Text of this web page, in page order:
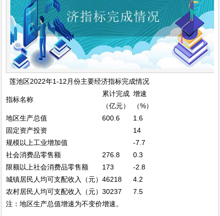
莲池区2022年1-12月份主要经济指标完成情况
指标名称
累计完成增速
（亿元）
（%）
地区生产总值
600.6
1.6
固定资产投资
14
规模以上工业增加值
-7.7
社会消费品零售额
276.8
0.3
限额以上社会消费品零售额
173
-2.8
城镇居民人均可支配收入（元）46218
4.2
农村居民人均可支配收入（元）30237
7.5
注：地区生产总值增速为不变价增速。